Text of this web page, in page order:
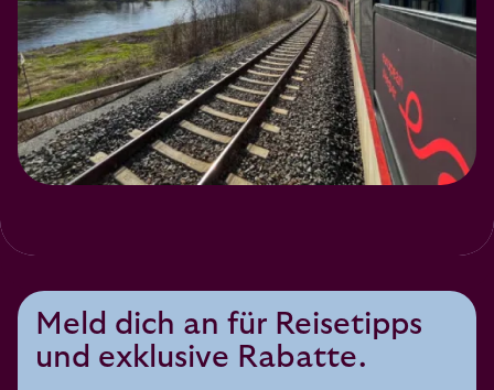
Meld dich an für Reisetipps
und exklusive Rabatte.